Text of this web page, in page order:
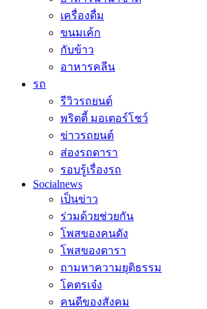
เครื่องดื่ม
ขนมเค้ก
กับข้าว
อาหารคลีน
รถ
รีวิวรถยนต์
พริตตี้ มอเตอร์โชว์
ข่าวรถยนต์
ส่องรถดารา
รอบรู้เรื่องรถ
Socialnews
เป็นข่าว
ร่วมด้วยช่วยกัน
โพสของคนดัง
โพสของดารา
ถามหาความยุติธรรม
โคตรเจ๋ง
คนดีของสังคม